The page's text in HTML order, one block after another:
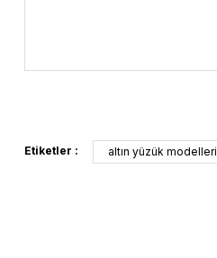
Etiketler : altın yüzük modelleri